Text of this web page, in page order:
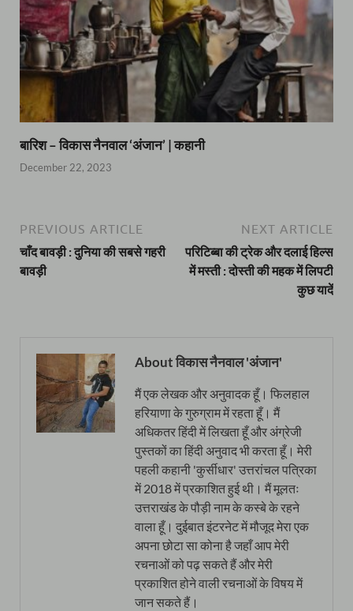
बारिश – विकास नैनवाल ‘अंजान’ | कहानी
December 22, 2023
PREVIOUS ARTICLE
चाँद बावड़ी : दुनिया की सबसे गहरी
बावड़ी
NEXT ARTICLE
परिटिब्बा की ट्रेक और दलाई हिल्स
में मस्ती : दोस्ती की महक में लिपटी
कुछ यादें
About विकास नैनवाल 'अंजान'
मैं एक लेखक और अनुवादक हूँ। फिलहाल
हरियाणा के गुरुग्राम में रहता हूँ। मैं
अधिकतर हिंदी में लिखता हूँ और अंग्रेजी
पुस्तकों का हिंदी अनुवाद भी करता हूँ। मेरी
पहली कहानी 'कुर्सीधार' उत्तरांचल पत्रिका
में 2018 में प्रकाशित हुई थी। मैं मूलतः
उत्तराखंड के पौड़ी नाम के कस्बे के रहने
वाला हूँ। दुईबात इंटरनेट में मौजूद मेरा एक
अपना छोटा सा कोना है जहाँ आप मेरी
रचनाओं को पढ़ सकते हैं और मेरी
प्रकाशित होने वाली रचनाओं के विषय में
जान सकते हैं।